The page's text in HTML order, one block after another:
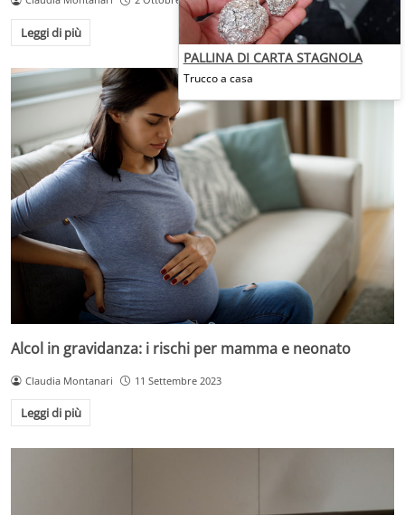
Leggi di più
Alcol in gravidanza: i rischi per mamma e neonato
Claudia Montanari 11 Settembre 2023
Leggi di più
PALLINA DI CARTA STAGNOLA
Trucco a casa